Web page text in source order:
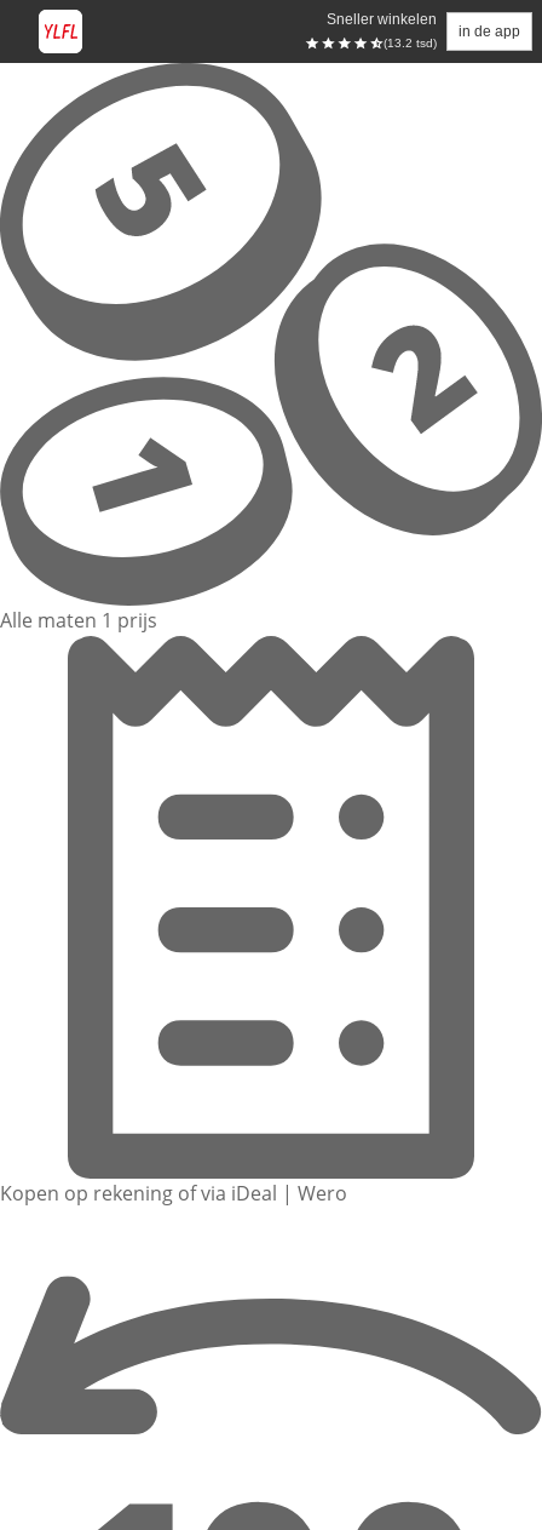
Sneller winkelen
(13.2 tsd)
in de app
Overslaan naar hoofdinhoud
Alle maten 1 prijs
Kopen op rekening of via iDeal | Wero